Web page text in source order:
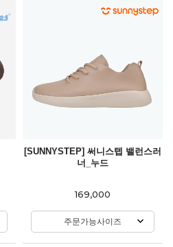
[SUNNYSTEP] 써니스텝 밸런스러
너_누드
169,000
주문가능사이즈